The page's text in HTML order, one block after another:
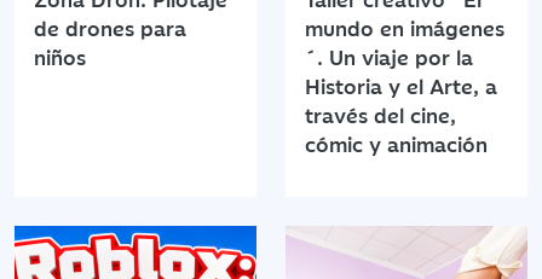
de drones para
niños
mundo en imágenes
´. Un viaje por la
Historia y el Arte, a
través del cine,
cómic y animación